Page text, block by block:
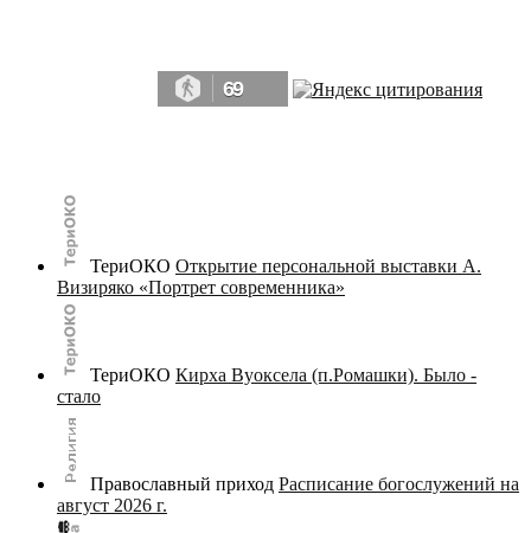
69
ТериОКО Открытие персональной выставки А.
Визиряко «Портрет современника»
ТериОКО Кирха Вуоксела (п.Ромашки). Было -
стало
Православный приход Расписание богослужений на
август 2026 г.